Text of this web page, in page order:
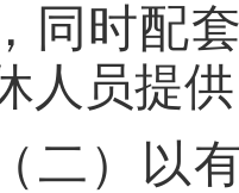
同时配
人员提
（二）以